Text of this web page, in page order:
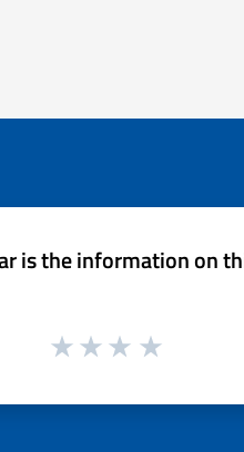
is the information on